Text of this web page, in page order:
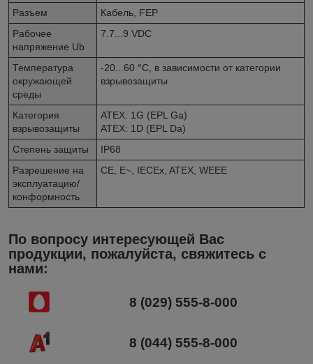
Разъем
Кабель, FEP
Рабочее
напряжение Ub
7.7...9 VDC
Температура
окружающей
среды
-20...60 °C, в зависимости от категории
взрывозащиты
Категория
взрывозащиты
ATEX: 1G (EPL Ga)
ATEX: 1D (EPL Da)
Степень защиты
IP68
Разрешение на
эксплуатацию/
конформность
CE, E~, IECEx, ATEX, WEEE
По вопросу интересующей Вас
продукции, пожалуйста, свяжитесь с
нами:
8 (029) 555-8-000
8 (044) 555-8-000